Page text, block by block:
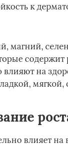
к
магний,
содержит
влияют на
влияет на